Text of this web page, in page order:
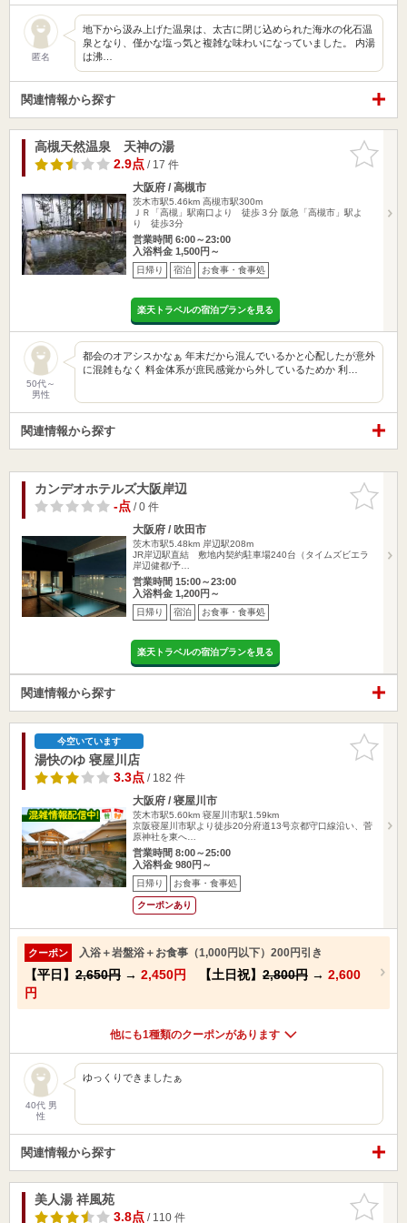
匿名
地下から汲み上げた温泉は、太古に閉じ込められた海水の化石温
泉となり、僅かな塩っ気と複雑な味わいになっていました。 内湯
は沸…
関連情報から探す
お気に入
りに追加
高槻天然温泉 天神の湯
2.9点/ 17 件
大阪府 / 高槻市
茨木市駅5.46km 高槻市駅300m
ＪＲ「高槻」駅南口より 徒歩３分 阪急「高槻市」駅よ
り 徒歩3分
営業時間 6:00～23:00
入浴料金 1,500円～
日帰り 宿泊 お食事・食事処
楽天トラベルの宿泊プランを見る
50代～
男性
都会のオアシスかなぁ 年末だから混んでいるかと心配したが意外
に混雑もなく 料金体系が庶民感覚から外しているためか 利…
関連情報から探す
お気に入
りに追加
カンデオホテルズ大阪岸辺
-点/ 0 件
大阪府 / 吹田市
茨木市駅5.48km 岸辺駅208m
JR岸辺駅直結 敷地内契約駐車場240台（タイムズビエラ
岸辺健都/予…
営業時間 15:00～23:00
入浴料金 1,200円～
日帰り 宿泊 お食事・食事処
楽天トラベルの宿泊プランを見る
関連情報から探す
お気に入
りに追加
今空いています
湯快のゆ 寝屋川店
3.3点/ 182 件
大阪府 / 寝屋川市
茨木市駅5.60km 寝屋川市駅1.59km
京阪寝屋川市駅より徒歩20分府道13号京都守口線沿い、菅
原神社を東へ…
営業時間 8:00～25:00
入浴料金 980円～
日帰り お食事・食事処
クーポンあり
クーポン 入浴＋岩盤浴＋お食事（1,000円以下）200円引き
【平日】 2,650円 → 2,450円 【土日祝】 2,800円 → 2,600
円
他にも1種類のクーポンがあります
40代 男
性
ゆっくりできましたぁ
関連情報から探す
お気に入
りに追加
美人湯 祥風苑
3.8点/ 110 件